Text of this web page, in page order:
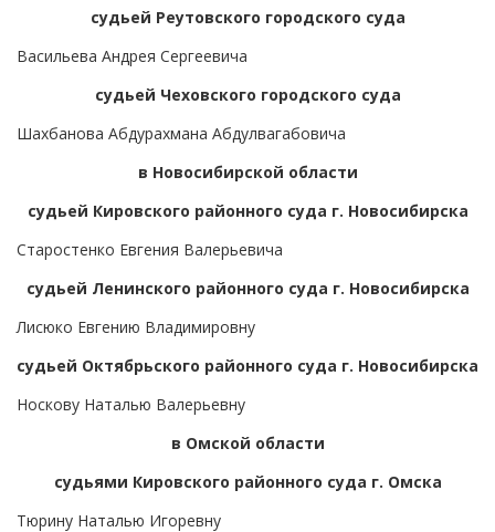
судьей Реутовского городского суда
Васильева Андрея Сергеевича
судьей Чеховского городского суда
Шахбанова Абдурахмана Абдулвагабовича
в Новосибирской области
судьей Кировского районного суда г. Новосибирска
Старостенко Евгения Валерьевича
судьей Ленинского районного суда г. Новосибирска
Лисюко Евгению Владимировну
судьей Октябрьского районного суда г. Новосибирска
Носкову Наталью Валерьевну
в Омской области
судьями Кировского районного суда г. Омска
Тюрину Наталью Игоревну